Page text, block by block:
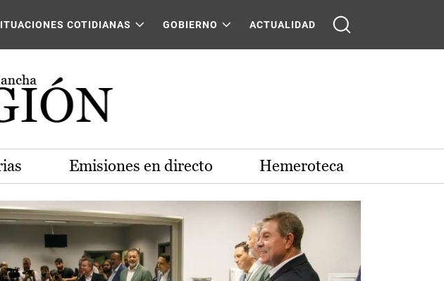
COTIDIANAS GOBIERNO ACTUALIDAD
Emisiones en directo Hemeroteca